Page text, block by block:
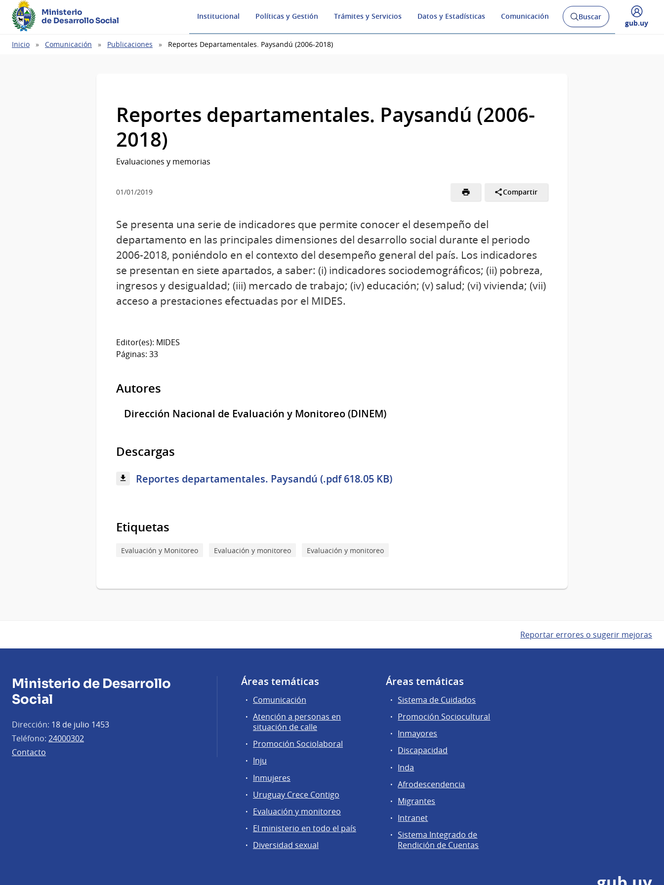
Ministerio
de Desarrollo Social
Institucional Políticas y Gestión Trámites y Servicios Datos y Estadísticas Comunicación
Abrir
buscador
Buscar
Desplegar
gub.uy
Ruta
Inicio Comunicación Publicaciones Reportes Departamentales. Paysandú (2006-2018)
Reportes departamentales. Paysandú (2006-
2018)
Evaluaciones y memorias
01/01/2019 Compartir
Se presenta una serie de indicadores que permite conocer el desempeño del
departamento en las principales dimensiones del desarrollo social durante el periodo
2006-2018, poniéndolo en el contexto del desempeño general del país. Los indicadores
se presentan en siete apartados, a saber: (i) indicadores sociodemográficos; (ii) pobreza,
ingresos y desigualdad; (iii) mercado de trabajo; (iv) educación; (v) salud; (vi) vivienda; (vii)
acceso a prestaciones efectuadas por el MIDES.
Editor(es): MIDES
Páginas: 33
Autores
Dirección Nacional de Evaluación y Monitoreo (DINEM)
Descargas
Reportes departamentales. Paysandú (.pdf 618.05 KB)
Etiquetas
Evaluación y Monitoreo Evaluación y monitoreo Evaluación y monitoreo
Reportar errores o sugerir mejoras
Ministerio de Desarrollo
Social
Dirección: 18 de julio 1453
Teléfono: 24000302
Contacto
Áreas temáticas
Comunicación
Atención a personas en
situación de calle
Promoción Sociolaboral
Inju
Inmujeres
Uruguay Crece Contigo
Evaluación y monitoreo
El ministerio en todo el país
Diversidad sexual
Áreas temáticas
Sistema de Cuidados
Promoción Sociocultural
Inmayores
Discapacidad
Inda
Afrodescendencia
Migrantes
Intranet
Sistema Integrado de
Rendición de Cuentas